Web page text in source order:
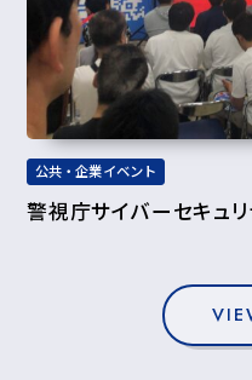
公共・企業イベント
警視庁サイバーセキュ